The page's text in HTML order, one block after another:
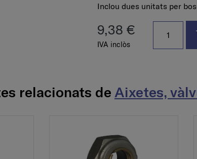
Inclou dues unitats per
9,38 €
IVA inclòs
relacionats de Aixetes,